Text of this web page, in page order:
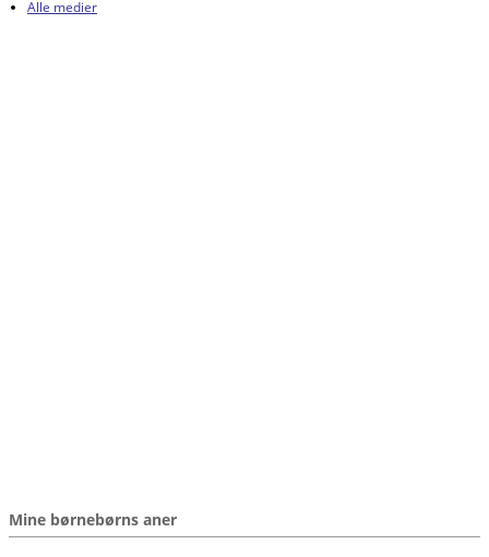
Alle medier
Mine børnebørns aner